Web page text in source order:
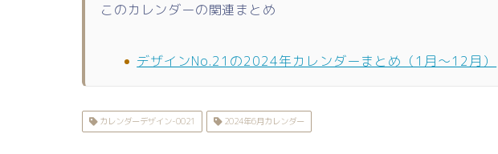
このカレンダーの関連まとめ
デザインNo.21の2024年カレンダーまとめ（1月〜12月）
カレンダーデザイン-0021 2024年6月カレンダー